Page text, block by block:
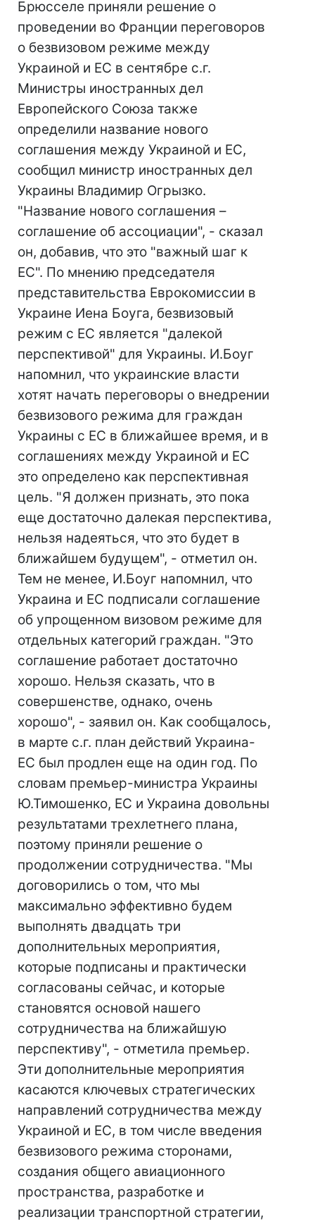
Брюсселе приняли решение о
проведении во Франции переговоров
о безвизовом режиме между
Украиной и ЕС в сентябре с.г.
Министры иностранных дел
Европейского Союза также
определили название нового
соглашения между Украиной и ЕС,
сообщил министр иностранных дел
Украины Владимир Огрызко.
"Название нового соглашения –
соглашение об ассоциации", - сказал
он, добавив, что это "важный шаг к
ЕС". По мнению председателя
представительства Еврокомиссии в
Украине Иена Боуга, безвизовый
режим с ЕС является "далекой
перспективой" для Украины. И.Боуг
напомнил, что украинские власти
хотят начать переговоры о внедрении
безвизового режима для граждан
Украины с ЕС в ближайшее время, и в
соглашениях между Украиной и ЕС
это определено как перспективная
цель. "Я должен признать, это пока
еще достаточно далекая перспектива,
нельзя надеяться, что это будет в
ближайшем будущем", - отметил он.
Тем не менее, И.Боуг напомнил, что
Украина и ЕС подписали соглашение
об упрощенном визовом режиме для
отдельных категорий граждан. "Это
соглашение работает достаточно
хорошо. Нельзя сказать, что в
совершенстве, однако, очень
хорошо", - заявил он. Как сообщалось,
в марте с.г. план действий Украина-
ЕС был продлен еще на один год. По
словам премьер-министра Украины
Ю.Тимошенко, ЕС и Украина довольны
результатами трехлетнего плана,
поэтому приняли решение о
продолжении сотрудничества. "Мы
договорились о том, что мы
максимально эффективно будем
выполнять двадцать три
дополнительных мероприятия,
которые подписаны и практически
согласованы сейчас, и которые
становятся основой нашего
сотрудничества на ближайшую
перспективу", - отметила премьер.
Эти дополнительные мероприятия
касаются ключевых стратегических
направлений сотрудничества между
Украиной и ЕС, в том числе введения
безвизового режима сторонами,
создания общего авиационного
пространства, разработке и
реализации транспортной стратегии,